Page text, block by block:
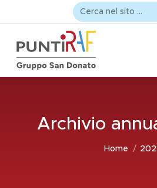
Cerca:
Archivio
Tu sei qui:
Home